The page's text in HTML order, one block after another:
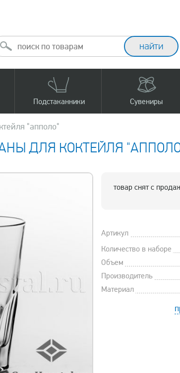
Подстаканники Сувениры
"апполо"
ДЛЯ КОКТЕЙЛЯ
товар снят с
Артикул
Количество в наборе
Объем
Производитель
Материал